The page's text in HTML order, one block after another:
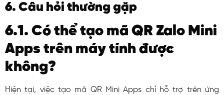
6. Câu hỏi thường gặp
6.1. Có thể tạo mã QR Zalo Mini
Apps trên máy tính được
không?
Hiện tại, việc tạo mã QR Mini Apps chỉ hỗ trợ trên ứng